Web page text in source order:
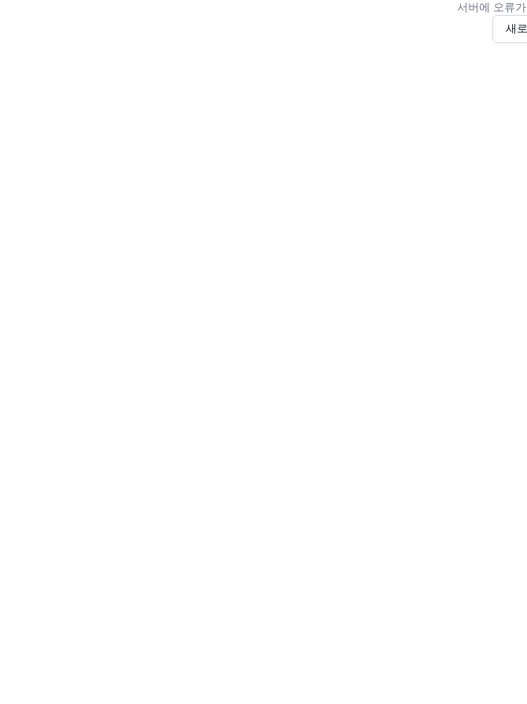
서버에 오류
새